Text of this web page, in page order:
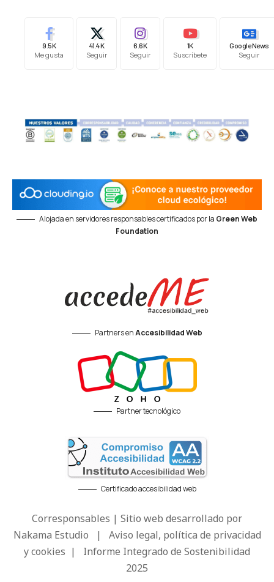
9.5K
Me gusta
41.4K
Seguir
6.6K
Seguir
1K
Suscríbete
Google News
Seguir
Alojada en servidores responsables certificados por la Green Web
Foundation
Partners enAccesibilidad Web
Partner tecnológico
Certificado accesibilidad web
Corresponsables | Sitio web desarrollado por
Nakama Estudio | Aviso legal, política de privacidad
y cookies | Informe Integrado de Sostenibilidad
2025